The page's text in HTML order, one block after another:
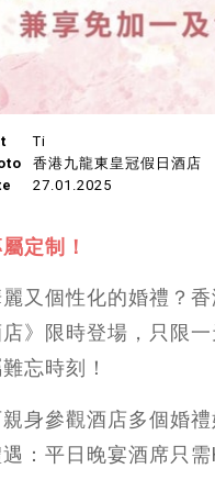
Ti
香港九龍東皇冠假日酒店
27.01.2025
定制！
又個性化的婚禮？
》限時登場，只限
忘時刻！
身參觀酒店多個婚
：平日晚宴酒席只